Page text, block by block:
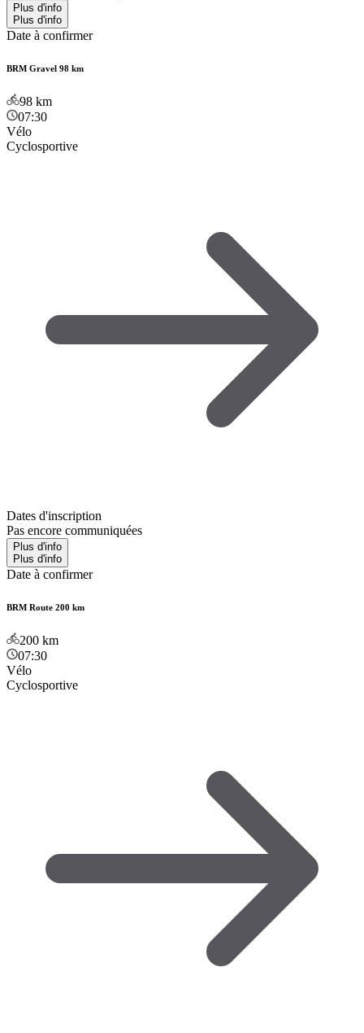
Plus d'info
Plus d'info
Date à confirmer
BRM Gravel 98 km
98 km
07:30
Vélo
Cyclosportive
Dates d'inscription
Pas encore communiquées
Plus d'info
Plus d'info
Date à confirmer
BRM Route 200 km
200 km
07:30
Vélo
Cyclosportive